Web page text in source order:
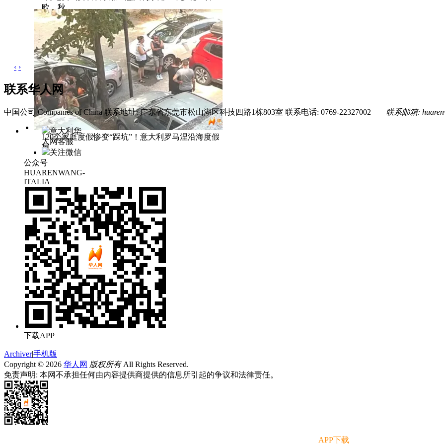
欧，秋
120个家庭度假惨变“踩坑”！意大利罗马涅沿海度假
屋
‹ ›
联系华人网
中国公司 Companies of China 联系地址: 广东省东莞市松山湖区科技四路1栋803室 联系电话: 0769-22327002 联系邮箱:
意大利华
人网客服
关注微信
公众号
HUARENWANG-
ITALIA
下载APP
Archiver|手机版
Copyright © 2026 华人网 版权所有All Rights Reserved.
免责声明: 本网不承担任何由内容提供商提供的信息所引起的争议和法律责任。
APP下载